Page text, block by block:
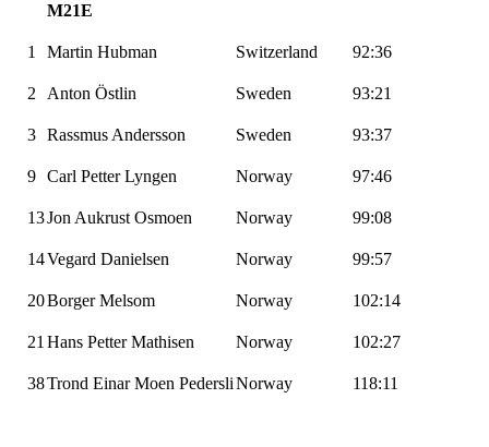
M21E
1 Martin Hubman Switzerland 92:36
2 Anton Östlin Sweden 93:21
3 Rassmus Andersson Sweden 93:37
9 Carl Petter Lyngen Norway 97:46
13Jon Aukrust Osmoen Norway 99:08
14Vegard Danielsen Norway 99:57
20BorgerMelsom Norway 102:14
21 Hans Petter Mathisen Norway 102:27
38Trond Einar Moen PedersliNorway 118:11